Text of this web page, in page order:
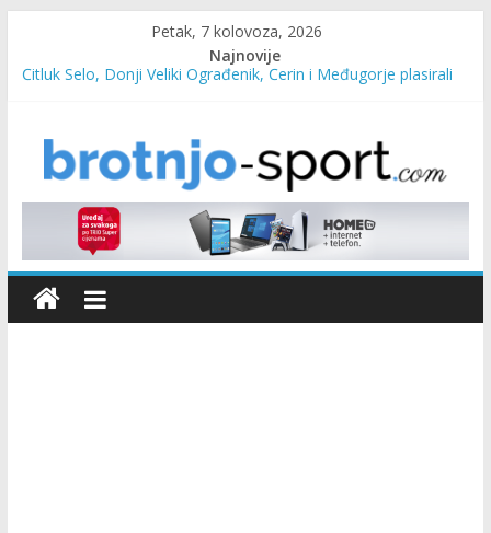
Petak, 7 kolovoza, 2026
Najnovije
Čitluk Selo, Donji Veliki Ograđenik, Čerin i Međugorje plasirali
Marin Čilić napredovao na ATP ljestvici
Poznati polufinalisti MNL MZ općine Čitluk – Brotnjo 2026.
Predsjednica Vlade Marija Buhač, ministar Ivo Bevanda i
načelnik Marin Radišić čestitali organizatoricama na realizaciji
sportsko edukativnog kampa “Izlazi vani”